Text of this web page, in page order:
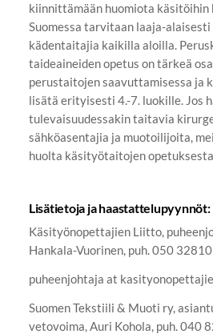
kiinnittämään huomiota käsitöihin
Suomessa tarvitaan laaja-
kädentaitajia kaikilla aloilla.
taideaineiden opetus on tärkeä
perustaitojen saavuttamisessa ja
lisätä erityisesti 4.-7. luokille. Jos
tulevaisuudessakin taitavia
sähköasentajia ja muotoilijoita,
huolta käsityötaitojen
Lisätietoja ja haastattelupyynnöt:
Käsityönopettajien Liitto,
Hankala-Vuorinen, puh. 050
puheenjohtaja at
Suomen Tekstiili & Muoti ry,
vetovoima, Auri Kohola, puh. 040